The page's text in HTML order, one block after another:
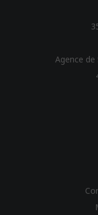
Agence